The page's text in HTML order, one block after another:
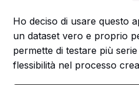
Ho deciso di usare questo
un dataset vero e proprio
permette di testare più
flessibilità nel processo